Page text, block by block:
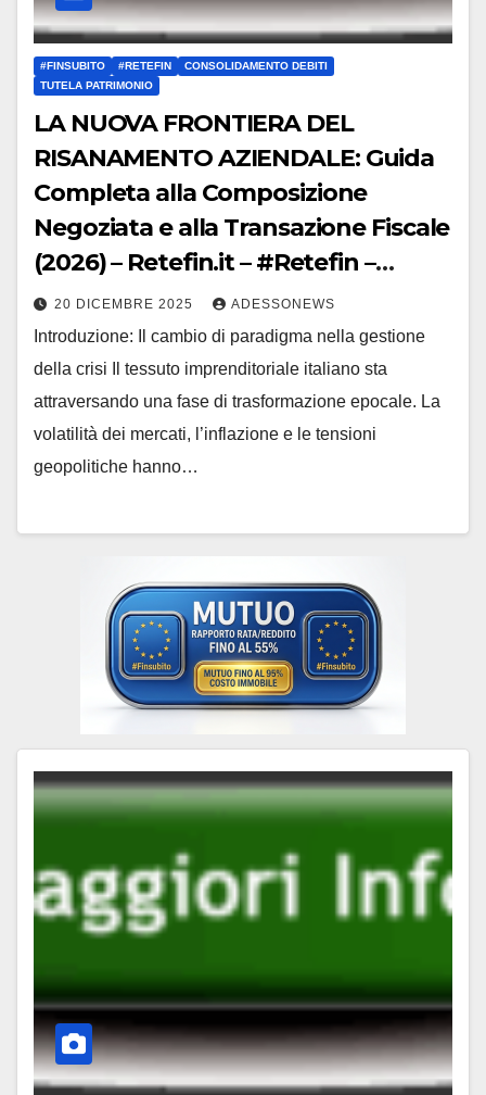
#FINSUBITO #RETEFIN
CONSOLIDAMENTO DEBITI
TUTELA PATRIMONIO
LA NUOVA FRONTIERA DEL
RISANAMENTO AZIENDALE: Guida
Completa alla Composizione
Negoziata e alla Transazione Fiscale
(2026) – Retefin.it – #Retefin –
Retefin – #Finsubito – Finsubito –
#Adessonews – #Adessonews –
#Finsubito – Adessonews
20 DICEMBRE 2025 ADESSONEWS
Introduzione: Il cambio di paradigma nella gestione
della crisi Il tessuto imprenditoriale italiano sta
attraversando una fase di trasformazione epocale. La
volatilità dei mercati, l’inflazione e le tensioni
geopolitiche hanno…